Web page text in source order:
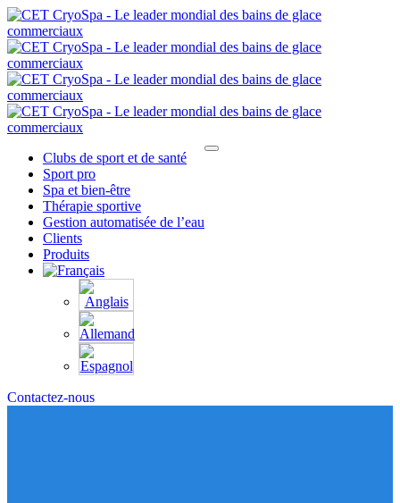
Clubs de sport et de santé
Sport pro
Spa et bien-être
Thérapie sportive
Gestion automatisée de l’eau
Clients
Produits
Contactez-nous